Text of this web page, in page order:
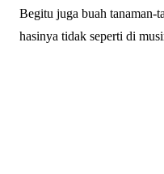
Begitu juga buah tanaman-
hasinya tidak seperti di